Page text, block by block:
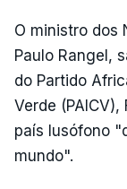
O ministro dos
Paulo Rangel,
do Partido
Verde
país lusófono
mundo".